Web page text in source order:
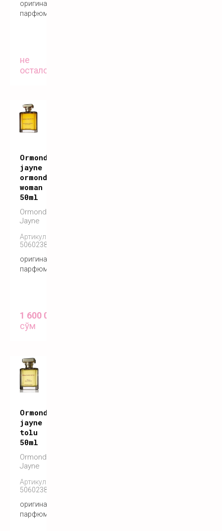
оригинальный
парфюм
не
осталось
Ormonde
jayne
ormonde
woman
50ml
Ormonde
Jayne
Артикул:
5060238286114
оригинальный
парфюм
1 600 000
сўм
Ormonde
jayne
tolu
50ml
Ormonde
Jayne
Артикул:
5060238286114
оригинальный
парфюм